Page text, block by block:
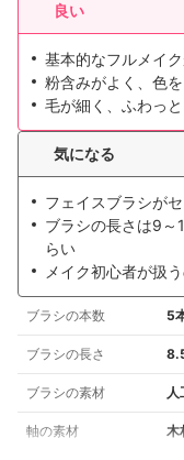
良い
基本的なフルメイ
粉含みがよく、色
毛が細く、ふわっ
気になる
フェイスブラシが
ブラシの長さは9～
らい
メイク初心者が扱
ブラシの本数 5
ブラシの長さ
ブラシの素材
軸の素材 木